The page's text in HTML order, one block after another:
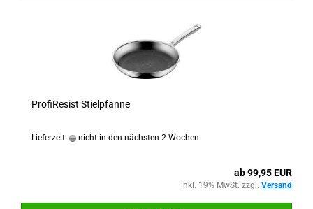
ProfiResist Stielpfanne
Lieferzeit: nicht in den nächsten 2 Wochen
ab 99,95 EUR
inkl. 19% MwSt. zzgl. Versand